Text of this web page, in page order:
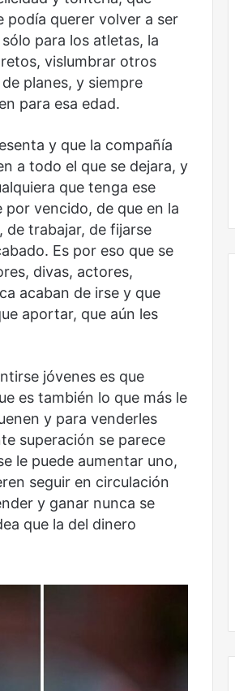
podía querer volver a ser
para los atletas, la
vislumbrar otros
planes, y siempre
para esa edad.
y que la compañía
a todo el que se dejara, y
que tenga ese
vencido, de que en la
de trabajar, de fijarse
Es por eso que se
divas, actores,
acaban de irse y que
aportar, que aún les
jóvenes es que
es también lo que más le
y para venderles
superación se parece
le puede aumentar uno,
seguir en circulación
y ganar nunca se
que la del dinero
El
dragón
El dragón